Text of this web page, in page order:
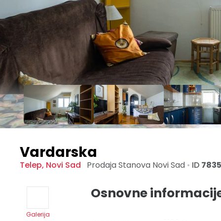
Vardarska
Telep, Novi Sad Prodaja Stanova Novi Sad • ID
Galerija
Osnovne